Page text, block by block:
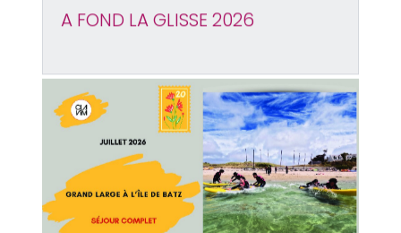
A FOND LA GLISSE 2026